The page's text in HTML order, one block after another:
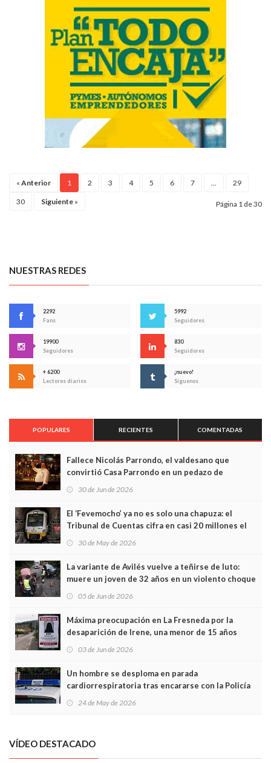
« Anterior 1 2 3 4 5 6 7 ... 29
30 Siguiente » Página 1 de 30
NUESTRAS REDES
2292
Fans
5992
Seguidores
19900
Seguidores
830
Seguidores
+ 6200
Lectores diarios
¡nuevo!
Síguenos
POPULARES RECIENTES COMENTADAS
Fallece Nicolás Parrondo, el valdesano que
convirtió Casa Parrondo en un pedazo de
Asturias en Madrid
30 de Jun de 2026
El ‘Fevemocho’ ya no es solo una chapuza: el
Tribunal de Cuentas cifra en casi 20 millones el
sobrecoste de los trenes que no cabían por los
30 de May de 2026
La variante de Avilés vuelve a teñirse de luto:
muere un joven de 32 años en un violento choque
frontal
05 de Jun de 2026
Máxima preocupación en La Fresneda por la
desaparición de Irene, una menor de 15 años
03 de Jun de 2026
Un hombre se desploma en parada
cardiorrespiratoria tras encararse con la Policía
Local en Luanco
24 de May de 2026
VÍDEO DESTACADO